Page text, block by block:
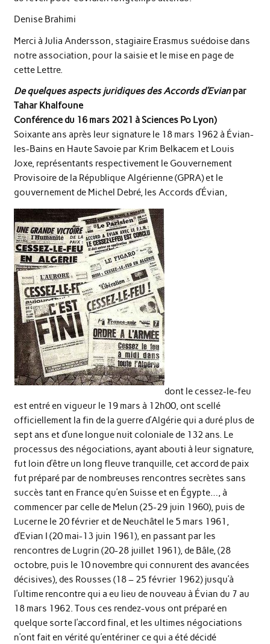
Denise Brahimi
Merci à Julia Andersson, stagiaire Erasmus suédoise dans
notre association, pour la saisie et le mise en page de
cette Lettre.
De quelques aspects juridiques des Accords d’Evian par
Tahar Khalfoune
Conférence du 16 mars 2021 à Sciences Po Lyon)
Soixante ans après leur signature le 18 mars 1962 à Évian-
les-Bains en Haute Savoie par Krim Belkacem et Louis
Joxe, représentants respectivement le Gouvernement
Provisoire de la République Algérienne (GPRA) et le
gouvernement de Michel Debré, les Accords d’Évian,
dont le cessez-le-feu
est entré en vigueur le 19 mars à 12h00, ont scellé
officiellement la fin de la guerre d’Algérie qui a duré plus de
sept ans et d’une longue nuit coloniale de 132 ans. Le
processus des négociations, ayant abouti à leur signature,
fut loin d’être un long fleuve tranquille, cet accord de paix
fut préparé par de nombreuses rencontres secrètes sans
succès tant en France qu’en Suisse et en Égypte…, à
commencer par celle de Melun (25-29 juin 1960), puis de
Lucerne le 20 février et de Neuchâtel le 5 mars 1961,
d’Evian I (20 mai-13 juin 1961), en passant par les
rencontres de Lugrin (20-28 juillet 1961), de Bâle, (28
octobre, puis le 10 novembre qui connurent des avancées
décisives), des Rousses (18 – 25 février 1962) jusqu’à
l’ultime rencontre qui a eu lieu de nouveau à Évian du 7 au
18 mars 1962. Tous ces rendez-vous ont préparé en
quelque sorte l’accord final, et les ultimes négociations
n’ont fait en vérité qu’entériner ce qui a été décidé